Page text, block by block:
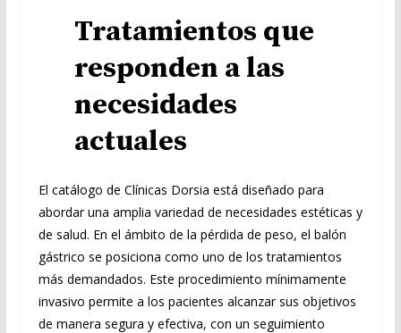
Tratamientos que
responden a las
necesidades
actuales
El catálogo de Clínicas Dorsia está diseñado para
abordar una amplia variedad de necesidades estéticas y
de salud. En el ámbito de la pérdida de peso, el balón
gástrico se posiciona como uno de los tratamientos
más demandados. Este procedimiento mínimamente
invasivo permite a los pacientes alcanzar sus objetivos
de manera segura y efectiva, con un seguimiento